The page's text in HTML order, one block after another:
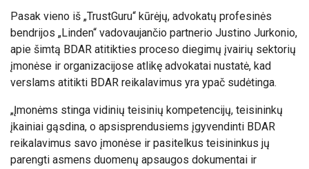
Pasak vieno iš „TrustGuru“ kūrėjų, advokatų profesinės
bendrijos „Linden“ vadovaujančio partnerio Justino Jurkonio,
apie šimtą BDAR atitikties proceso diegimų įvairių sektorių
įmonėse ir organizacijose atlikę advokatai nustatė, kad
verslams atitikti BDAR reikalavimus yra ypač sudėtinga.
„Įmonėms stinga vidinių teisinių kompetencijų, teisininkų
įkainiai gąsdina, o apsisprendusiems įgyvendinti BDAR
reikalavimus savo įmonėse ir pasitelkus teisininkus jų
parengti asmens duomenų apsaugos dokumentai ir